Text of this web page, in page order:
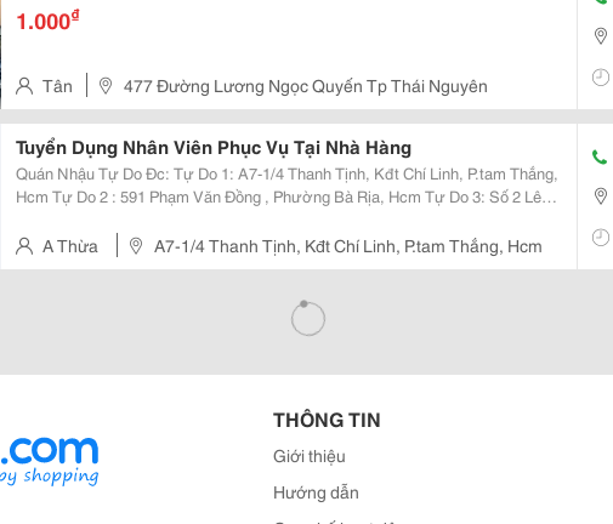
1.000₫
Tân 477 Đường Lương Ngọc Quyến Tp Thái Nguyên
Tuyển Dụng Nhân Viên Phục Vụ Tại Nhà Hàng
Quán Nhậu Tự Do Đc: Tự Do 1: A7-1/4 Thanh Tịnh, Kđt Chí Linh, P.tam Thắng,
Hcm Tự Do 2 : 591 Phạm Văn Đồng , Phường Bà Rịa, Hcm Tự Do 3: Số 2 Lê
Tiếp Thực Nam ( Không Vướng Bận...
A Thừa A7-1/4 Thanh Tịnh, Kđt Chí Linh, P.tam Thắng, Hcm
THÔNG TIN
Giới thiệu
Hướng dẫn